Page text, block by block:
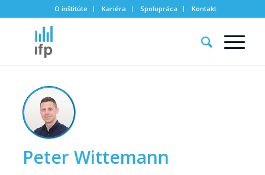
O inštitúte Kariéra Spolupráca Kontakt
Peter Wittemann